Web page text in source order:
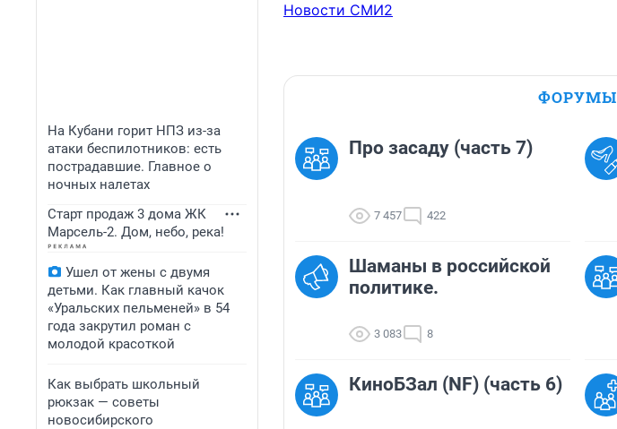
На Кубани горит НПЗ из-за
атаки беспилотников: есть
пострадавшие. Главное о
ночных налетах
Старт продаж 3 дома ЖК
Марсель-2. Дом, небо, река!
Ушел от жены с двумя
детьми. Как главный качок
«Уральских пельменей» в 54
года закрутил роман с
молодой красоткой
Как выбрать школьный
рюкзак — советы
новосибирского
Новости СМИ2
ФОРУМЫ
Про засаду (часть 7)
7 457 422
Шаманы в российской
политике.
3 083 8
КиноБЗал (NF) (часть 6)